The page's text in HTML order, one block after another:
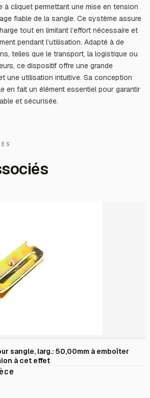
à cliquet permettant une mise en tension
fiable de la sangle. Ce système assure
tout en limitant l’effort nécessaire et
pendant l’utilisation. Adapté à de
telles que le transport, la logistique ou
ce dispositif offre une grande
une utilisation intuitive. Sa conception
en fait un élément essentiel pour garantir
et sécurisée.
sangle, larg.: 50,00mm à emboîter
à cet effet